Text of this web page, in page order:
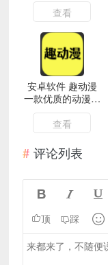
查看
安卓软件 趣动漫
一款优质的动漫影
视APP
查看
评论列表
  
顶 踩 